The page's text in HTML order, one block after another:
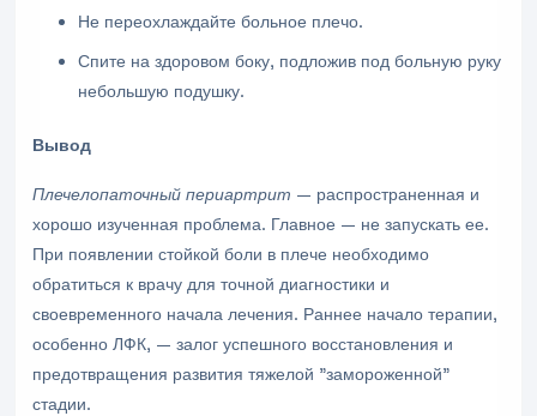
Не переохлаждайте больное плечо.
Спите на здоровом боку, подложив под больную руку
небольшую подушку.
Вывод
Плечелопаточный периартрит — распространенная и
хорошо изученная проблема. Главное — не запускать ее.
При появлении стойкой боли в плече необходимо
обратиться к врачу для точной диагностики и
своевременного начала лечения. Раннее начало терапии,
особенно ЛФК, — залог успешного восстановления и
предотвращения развития тяжелой "замороженной"
стадии.